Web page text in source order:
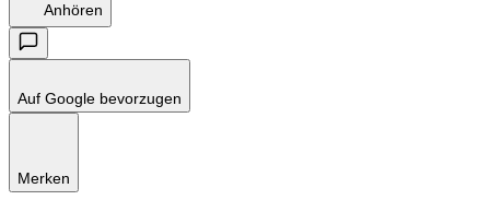
Anhören
Auf Google bevorzugen
Merken